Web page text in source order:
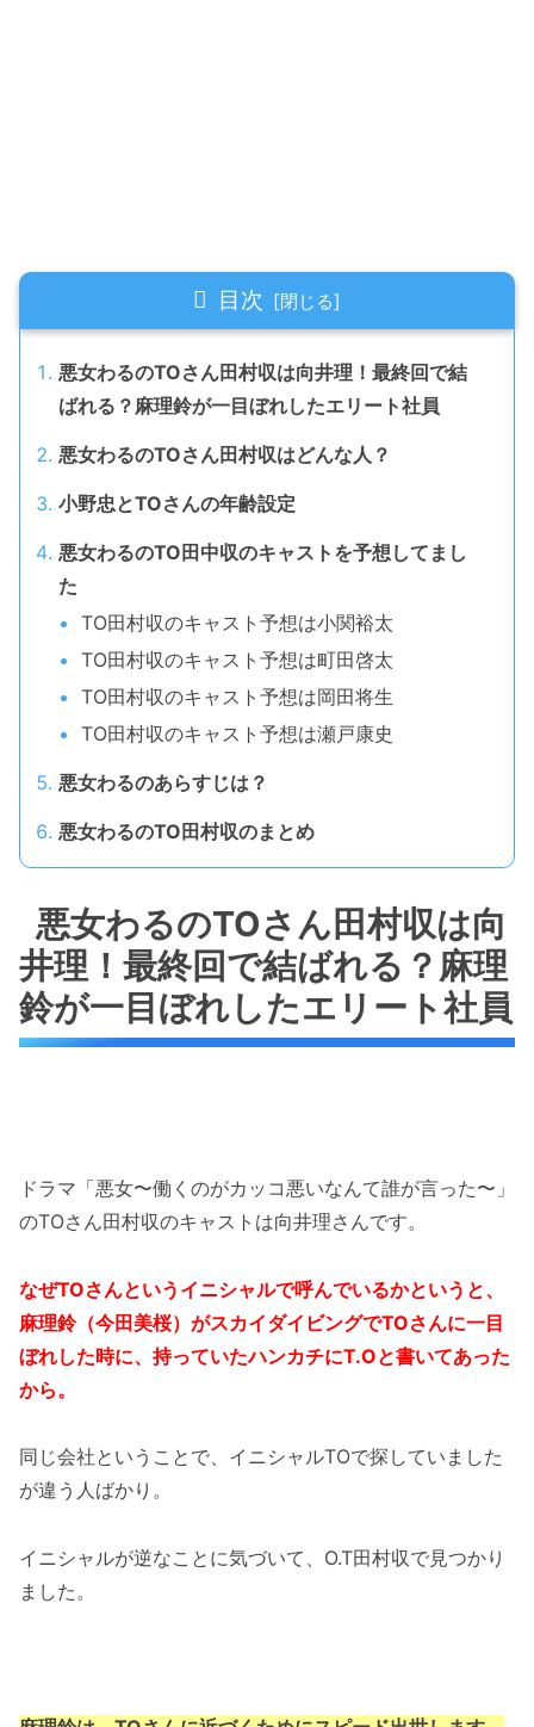
目次
悪女わるのTOさん田村収は向井理！最終回で結
ばれる？麻理鈴が一目ぼれしたエリート社員
悪女わるのTOさん田村収はどんな人？
小野忠とTOさんの年齢設定
悪女わるのTO田中収のキャストを予想してまし
た
TO田村収のキャスト予想は小関裕太
TO田村収のキャスト予想は町田啓太
TO田村収のキャスト予想は岡田将生
TO田村収のキャスト予想は瀬戸康史
悪女わるのあらすじは？
悪女わるのTO田村収のまとめ
悪女わるのTOさん田村収は向
井理！最終回で結ばれる？麻理
鈴が一目ぼれしたエリート社員
ドラマ「悪女〜働くのがカッコ悪いなんて誰が言った〜」
のTOさん田村収のキャストは向井理さんです。
なぜTOさんというイニシャルで呼んでいるかというと、
麻理鈴（今田美桜）がスカイダイビングでTOさんに一目
ぼれした時に、持っていたハンカチにT.Oと書いてあった
から。
同じ会社ということで、イニシャルTOで探していました
が違う人ばかり。
イニシャルが逆なことに気づいて、O.T田村収で見つかり
ました。